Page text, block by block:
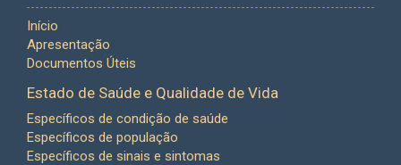
Início
Apresentação
Documentos Úteis
Estado de Saúde e Qualidade de Vida
Específicos de condição de saúde
Específicos de população
Específicos de sinais e sintomas